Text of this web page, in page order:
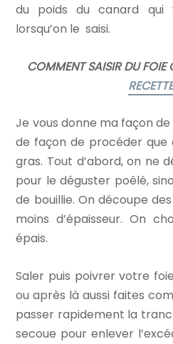
du poids du canard qui
lorsqu’on le saisi.
COMMENT SAISIR DU FOIE
Je vous donne ma façon
de façon de procéder que
gras. Tout d’abord, on ne
pour le déguster poêlé,
de bouillie. On découpe
moins d’épaisseur. On
épais.
Saler puis poivrer votre
ou après là aussi faites
passer rapidement la
secoue pour enlever